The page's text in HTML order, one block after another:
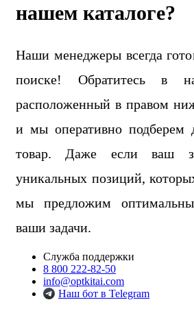
нашем каталоге?
Наши менеджеры всегда
поиске! Обратитесь в
расположенный в правом
и мы оперативно подберем
товар. Даже если ваш
уникальных позиций,
мы предложим
ваши задачи.
Служба поддержки
8 800 222-82-50
info@optkitai.com
Наш бот в Telegram